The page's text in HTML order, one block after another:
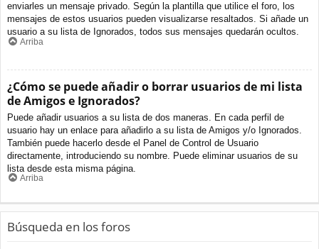
enviarles un mensaje privado. Según la plantilla que utilice el foro, los
mensajes de estos usuarios pueden visualizarse resaltados. Si añade un
usuario a su lista de Ignorados, todos sus mensajes quedarán ocultos.
Arriba
¿Cómo se puede añadir o borrar usuarios de mi lista
de Amigos e Ignorados?
Puede añadir usuarios a su lista de dos maneras. En cada perfil de
usuario hay un enlace para añadirlo a su lista de Amigos y/o Ignorados.
También puede hacerlo desde el Panel de Control de Usuario
directamente, introduciendo su nombre. Puede eliminar usuarios de su
lista desde esta misma página.
Arriba
Búsqueda en los foros